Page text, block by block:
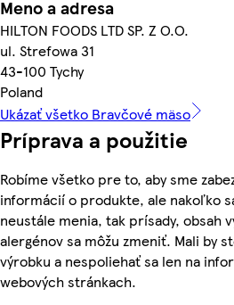
Meno a adresa
HILTON FOODS LTD SP. Z O.O.
ul. Strefowa 31
43-100 Tychy
Poland
Ukázať všetko Bravčové mäso
Príprava a použitie
Robíme všetko pre to, aby sme
informácií o produkte, ale nakoľko
neustále menia, tak prísady, obsah
alergénov sa môžu zmeniť. Mali by
výrobku a nespoliehať sa len na
webových stránkach.